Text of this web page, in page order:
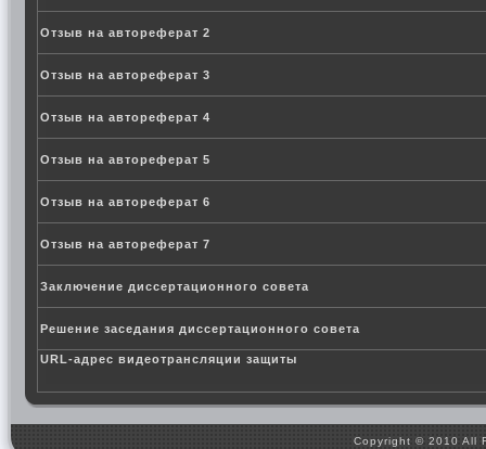
Отзыв на автореферат 2
Отзыв на автореферат 3
Отзыв на автореферат 4
Отзыв на автореферат 5
Отзыв на автореферат 6
Отзыв на автореферат 7
Заключение диссертационного совета
Решение заседания диссертационного совета
URL-адрес видеотрансляции защиты
Copyright © 2010 All